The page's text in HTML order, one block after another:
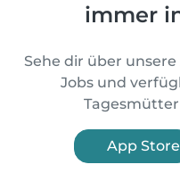
immer
Sehe dir über
Jobs und
App Store